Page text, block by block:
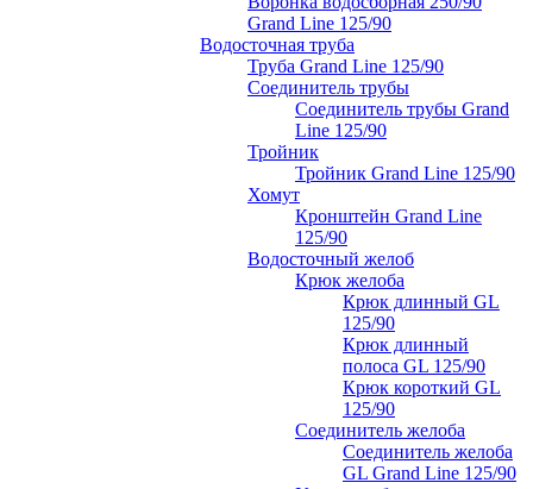
Grand Line 125/90
Водосточная труба
Труба Grand Line 125/90
Соединитель трубы
Соединитель трубы Grand
Line 125/90
Тройник
Тройник Grand Line 125/90
Хомут
Кронштейн Grand Line
125/90
Водосточный желоб
Крюк желоба
Крюк длинный GL
125/90
Крюк длинный
полоса GL 125/90
Крюк короткий GL
125/90
Соединитель желоба
Соединитель желоба
GL Grand Line 125/90